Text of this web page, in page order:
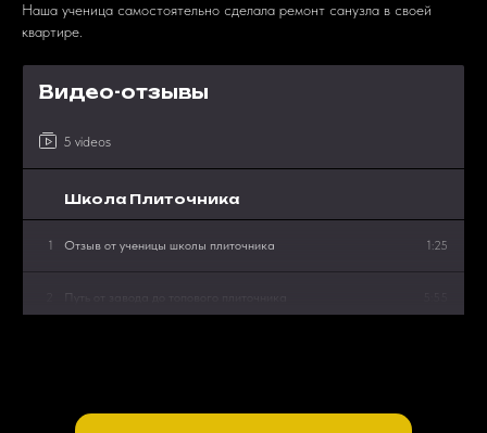
Видео-отзывы
5 videos
Школа Плиточника
1 Отзыв от ученицы школы плиточника 1:25
Путь от завода до топового плиточника
Наша ученица самостоятельно сделала ремонт санузла в своей
квартире.